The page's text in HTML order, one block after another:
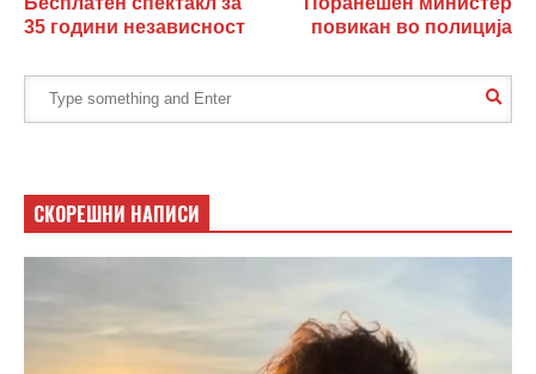
35 години независност
повикан во полиција
СКОРЕШНИ НАПИСИ